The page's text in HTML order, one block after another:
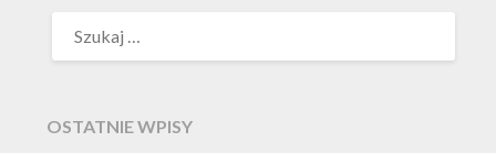
OSTATNIE WPISY